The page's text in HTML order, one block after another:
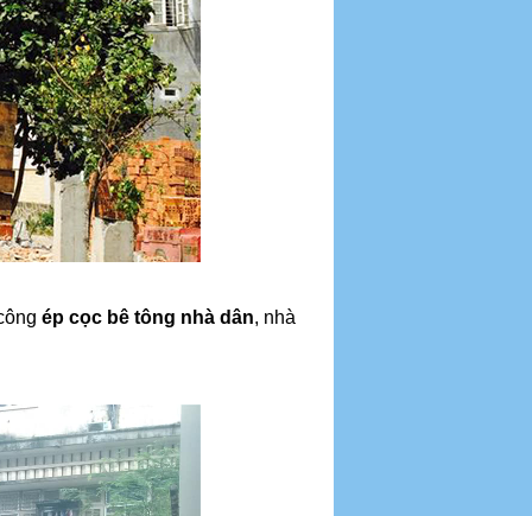
ép cọc bê tông nhà dân, nhà